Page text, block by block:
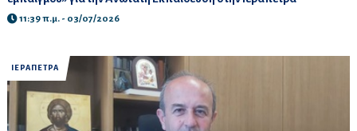
11:39 π.μ. - 03/07/2026
ΙΕΡΑΠΕΤΡΑ